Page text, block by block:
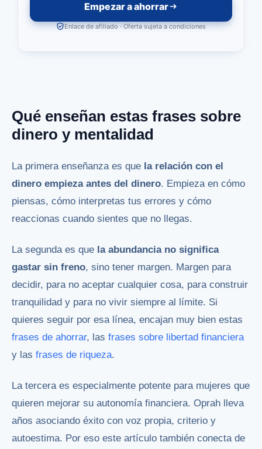
Empezar a ahorrar
Enlace de afiliado · Oferta sujeta a condiciones
Qué enseñan estas frases sobre
dinero y mentalidad
La primera enseñanza es que la relación con el
dinero empieza antes del dinero. Empieza en cómo
piensas, cómo interpretas tus errores y cómo
reaccionas cuando sientes que no llegas.
La segunda es que la abundancia no significa
gastar sin freno, sino tener margen. Margen para
decidir, para no aceptar cualquier cosa, para construir
tranquilidad y para no vivir siempre al límite. Si
quieres seguir por esa línea, encajan muy bien estas
frases de ahorrar, las frases sobre libertad financiera
y las frases de riqueza.
La tercera es especialmente potente para mujeres que
quieren mejorar su autonomía financiera. Oprah lleva
años asociando éxito con voz propia, criterio y
autoestima. Por eso este artículo también conecta de